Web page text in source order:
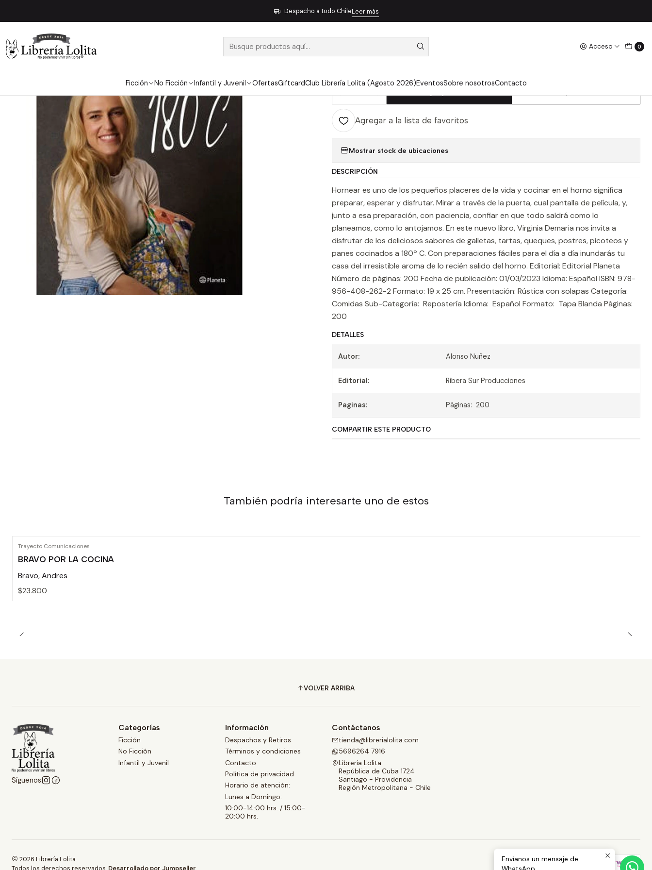
Acceso 0
Ficción No Ficción Infantil y Juvenil OfertasGiftcardClub Librería Lolita (Agosto 2026)EventosSobre nosotrosContacto
Despacho a todo ChileLeer más
Pendiente 1 La Casa Y Este Lugar (Cd) - Alonso Nuñez
LA CASA Y ESTE LUGAR (CD) - ALONSO
Cantidad
Agregar a la lista de favoritos
Mostrar stock de ubicaciones
DESCRIPCIÓN
Hornear es uno de los pequeños placeres de la vida y cocinar en el horno significa
preparar, esperar y disfrutar. Mirar a través de la puerta, cual pantalla de película, y,
junto a esa preparación, con paciencia, confiar en que todo saldrá como lo
planeamos, como lo antojamos. En este nuevo libro, Virginia Demaria nos invita a
disfrutar de los deliciosos sabores de galletas, tartas, queques, postres, picoteos y
panes cocinados a 180º C. Con preparaciones fáciles para el día a día inundarás tu
casa del irresistible aroma de lo recién salido del horno. Editorial: Editorial Planeta
Número de páginas: 200 Fecha de publicación: 01/03/2023 Idioma: Español ISBN: 978-
956-408-262-2 Formato: 19 x 25 cm. Presentación: Rústica con solapas Categoría:
Comidas Sub-Categoría: Repostería Idioma: Español Formato: Tapa Blanda Páginas:
200
DETALLES
Autor: Alonso Nuñez
Editorial: Ribera Sur Producciones
Paginas: Páginas: 200
COMPARTIR ESTE PRODUCTO
También podría interesarte uno de estos
Trayecto Comunicaciones
BRAVO POR LA COCINA
Bravo, Andres
$23.800
VOLVER ARRIBA
Síguenos
Categorías
Ficción
No Ficción
Infantil y Juvenil
Información
Despachos y Retiros
Términos y condiciones
Contacto
Política de privacidad
Horario de atención:
Lunes a Domingo:
10:00-14:00 hrs. / 15:00-
20:00 hrs.
Contáctanos
tienda@librerialolita.com
5696264 7916
Librería Lolita
República de Cuba 1724
Santiago - Providencia
Región Metropolitana - Chile
2026 Librería Lolita.
Envíanos un mensaje de